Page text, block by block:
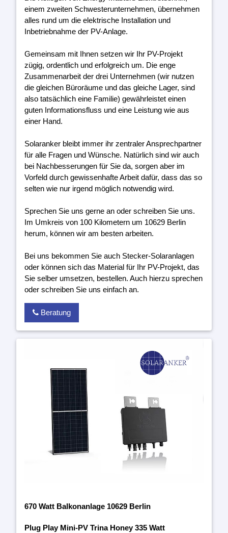
einem zweiten Schwesterunternehmen, übernehmen
alles rund um die elektrische Installation und
Inbetriebnahme der PV-Anlage.
Gemeinsam mit Ihnen setzen wir Ihr PV-Projekt
zügig, ordentlich und erfolgreich um. Die enge
Zusammenarbeit der drei Unternehmen (wir nutzen
die gleichen Büroräume und das gleiche Lager, sind
also tatsächlich eine Familie) gewährleistet einen
guten Informationsfluss und eine Leistung wie aus
einer Hand.
Solaranker bleibt immer ihr zentraler Ansprechpartner
für alle Fragen und Wünsche. Natürlich sind wir auch
bei Nachbesserungen für Sie da, sorgen aber im
Vorfeld durch gewissenhafte Arbeit dafür, dass das so
selten wie nur irgend möglich notwendig wird.
Sprechen Sie uns gerne an oder schreiben Sie uns.
Im Umkreis von 100 Kilometern um 10629 Berlin
herum, können wir am besten arbeiten.
Bei uns bekommen Sie auch Stecker-Solaranlagen
oder können sich das Material für Ihr PV-Projekt, das
Sie selber umsetzen, bestellen. Auch hierzu sprechen
oder schreiben Sie uns einfach an.
Beratung
670 Watt Balkonanlage 10629 Berlin
Plug Play Mini-PV Trina Honey 335 Watt